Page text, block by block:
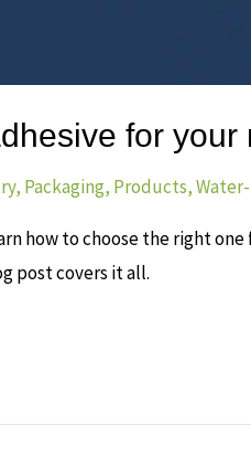
for your
, Packaging, Products,
how to choose the right
post covers it all.